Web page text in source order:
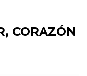
CORAZÓN